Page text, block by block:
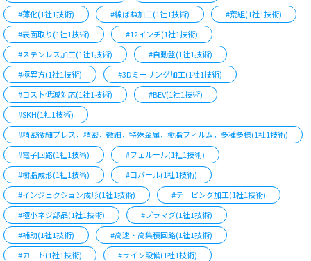
#薄化(1社1技術)
#線ばね加工(1社1技術)
#荒組(1社1技術)
#表面取り(1社1技術)
#12インチ(1社1技術)
#ステンレス加工(1社1技術)
#自動盤(1社1技術)
#極異方(1社1技術)
#3Dミーリング加工(1社1技術)
#コスト低減対応(1社1技術)
#BEV(1社1技術)
#SKH(1社1技術)
#精密微細プレス，精密，微細，特殊金属，樹脂フィルム，多種多様(1社1技術)
#電子回路(1社1技術)
#フェルール(1社1技術)
#樹脂成形(1社1技術)
#コバール(1社1技術)
#インジェクション成形(1社1技術)
#テーピング加工(1社1技術)
#極小ネジ部品(1社1技術)
#プラマグ(1社1技術)
#補助(1社1技術)
#高速・高集積回路(1社1技術)
#カート(1社1技術)
#ライン設備(1社1技術)